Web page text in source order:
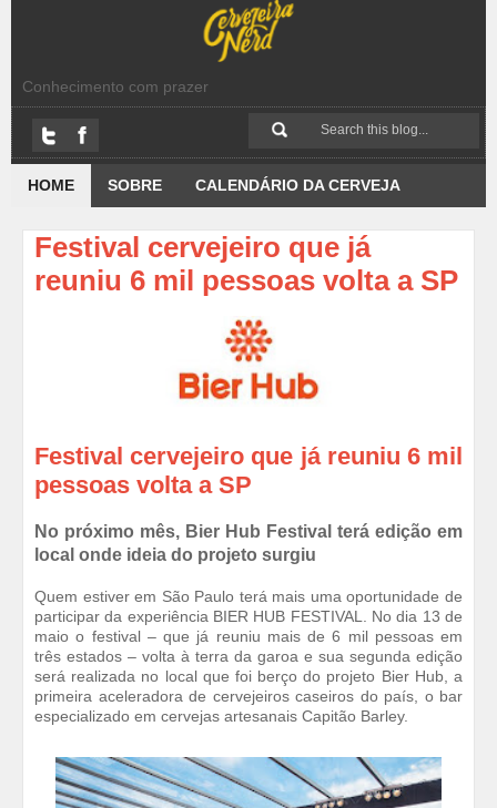
Conhecimento com prazer
HOME SOBRE CALENDÁRIO DA CERVEJA
Festival cervejeiro que já
reuniu 6 mil pessoas volta a SP
Festival cervejeiro que já reuniu 6 mil
pessoas volta a SP
No próximo mês, Bier Hub Festival terá edição em
local onde ideia do projeto surgiu
Quem estiver em São Paulo terá mais uma oportunidade de
participar da experiência BIER HUB FESTIVAL. No dia 13 de
maio o festival – que já reuniu mais de 6 mil pessoas em
três estados – volta à terra da garoa e sua segunda edição
será realizada no local que foi berço do projeto Bier Hub, a
primeira aceleradora de cervejeiros caseiros do país, o bar
especializado em cervejas artesanais Capitão Barley.